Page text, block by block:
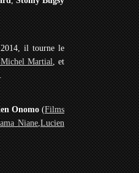
il tourne le
Michel Martial, et
Onomo(Films
Niane,Lucien